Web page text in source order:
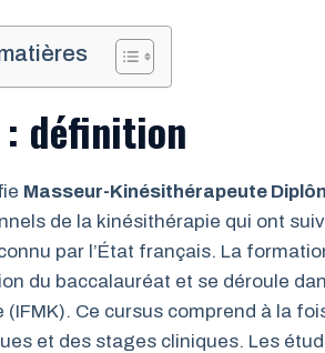
: définition
Masseur-Kinésithérapeute
de la kinésithérapie qui ont
par l’État français. La
du baccalauréat et se déroule
(IFMK). Ce cursus comprend à la
et des stages cliniques. Les